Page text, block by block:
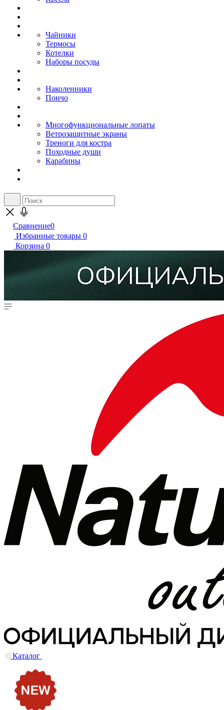
Чайники
Термосы
Котелки
Наборы посуды
Наколенники
Пончо
Многофункциональные лопаты
Ветрозащитные экраны
Треноги для костра
Походные души
Карабины
Сравнение0
Избранные товары 0
Корзина 0
Каталог